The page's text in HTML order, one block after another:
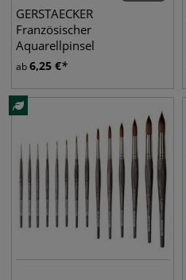
GERSTAECKER
Französischer
Aquarellpinsel
ab6,25 €